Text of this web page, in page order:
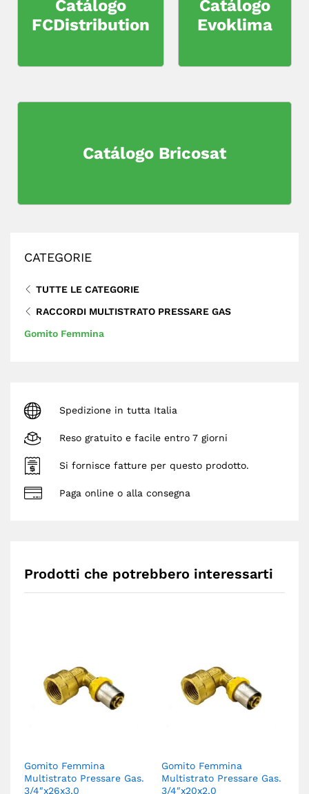
Catálogo
FCDistribution
Catálogo
Evoklima
Catálogo Bricosat
CATEGORIE
TUTTE LE CATEGORIE
RACCORDI MULTISTRATO PRESSARE GAS
Gomito Femmina
Spedizione in tutta Italia
Reso gratuito e facile entro 7 giorni
Si fornisce fatture per questo prodotto.
Paga online o alla consegna
Prodotti che potrebbero interessarti
Gomito Femmina
Multistrato Pressare Gas.
3/4″x26x3,0
Gomito Femmina
Multistrato Pressare Gas.
3/4″x20x2,0